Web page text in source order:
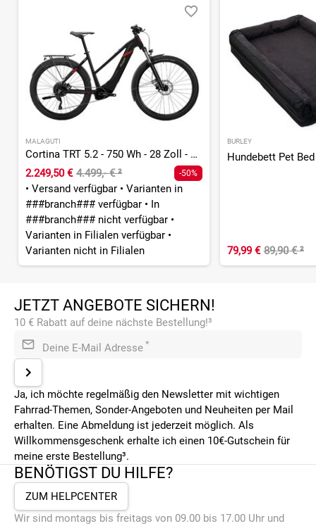
MALAGUTI
Cortina TRT 5.2 - 750 Wh - 28 Zoll - Trapez
2.249,50 € 4.499,- €² -50%
• Versand verfügbar • Varianten in
###branch### verfügbar • In
###branch### nicht verfügbar •
Varianten in Filialen verfügbar •
Varianten nicht in Filialen
BURLEY
Hundebett Pet
79,99 € 89,90 €²
JETZT ANGEBOTE SICHERN!
10 € Rabatt auf deine nächste Bestellung!³
Deine E-Mail Adresse *
Ja, ich möchte regelmäßig den Newsletter mit wichtigen
Fahrrad-Themen, Sonder-Angeboten und Neuheiten per Mail
erhalten. Eine Abmeldung ist jederzeit möglich. Als
Willkommensgeschenk erhalte ich einen 10€-Gutschein für
meine erste Bestellung³.
BENÖTIGST DU HILFE?
ZUM HELPCENTER
Wir sind montags bis freitags von 09.00 bis 17.00 Uhr und